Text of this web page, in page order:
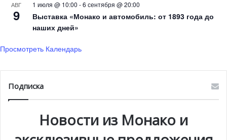
АВГ
9
1 июля @ 10:00 -6 сентября @ 20:00
Выставка «Монако и автомобиль: от 1893 года до
наших дней»
Просмотреть Календарь
Подписка
Новости из Монако и